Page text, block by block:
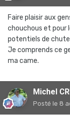
Faire plaisir aux
chouchous et pour
potentiels de
Je comprends ce
ma came.
Michel
Posté le 8